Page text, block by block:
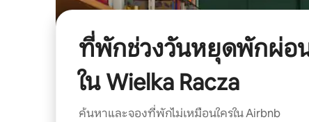
ที่พักช่วงวันหยุดพักผ่อ
ใน Wielka Racza
ค้นหาและจองที่พักไม่เหมือนใครใน Airbnb